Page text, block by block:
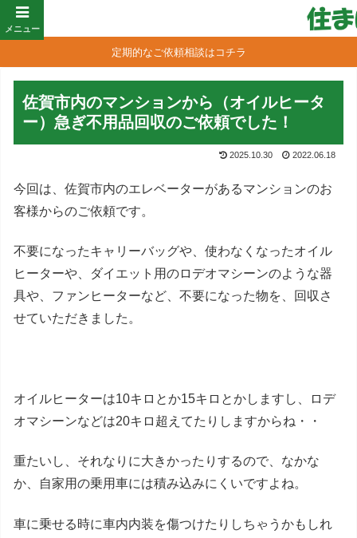
定期的なご依頼相談はコチラ
佐賀市内のマンションから（オイルヒータ
ー）急ぎ不用品回収のご依頼でした！
2025.10.30 2022.06.18
今回は、佐賀市内のエレベーターがあるマンションのお
客様からのご依頼です。
不要になったキャリーバッグや、使わなくなったオイル
ヒーターや、ダイエット用のロデオマシーンのような器
具や、ファンヒーターなど、不要になった物を、回収さ
せていただきました。
オイルヒーターは10キロとか15キロとかしますし、ロデ
オマシーンなどは20キロ超えてたりしますからね・・
重たいし、それなりに大きかったりするので、なかな
か、自家用の乗用車には積み込みにくいですよね。
車に乗せる時に車内内装を傷つけたりしちゃうかもしれ
メニュー